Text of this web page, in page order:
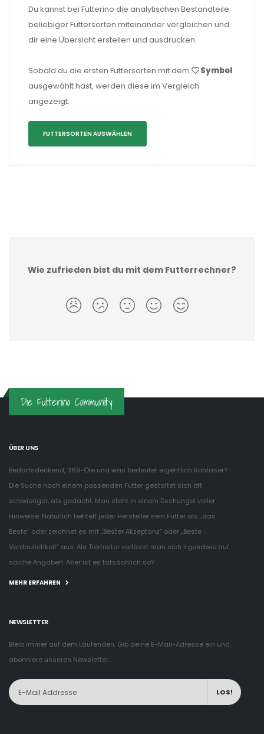
Du kannst bei Futterino die analytischen Bestandteile
beliebiger Futtersorten miteinander vergleichen und
dir eine Übersicht erstellen und ausdrucken.
Sobald du die ersten Futtersorten mit dem
Symbol
ausgewählt hast, werden diese im Vergleich
angezeigt.
FUTTERSORTEN AUSWÄHLEN
Wie zufrieden bist du mit dem Futterrechner?
Die Futterino Community
ÜBER UNS
Bedarfsdeckend, 369-Öle und was bedeutet eigentlich Rohfaser?
Die Suche nach einem passenden Futter gestaltet sich oft
schwieriger, als gedacht. Man steht in einem Dschungel voller
Hinweise. Natürlich betitelt jeder Hersteller sein Futter als „das
Beste“ oder zeichnet es mit „Bester Akzeptanz“ oder „Beste
Verdaulichkeit“ aus. Als Tierhalter verlässt man sich irgendwie auf
solche Angaben. Aber ist es tatsächlich so?
MEHR ERFAHREN
NEWSLETTER
Bleib immer auf dem Laufenden. Gib deine E-Mail-Adresse ein und
abonniere unseren Newsletter.
LOS!